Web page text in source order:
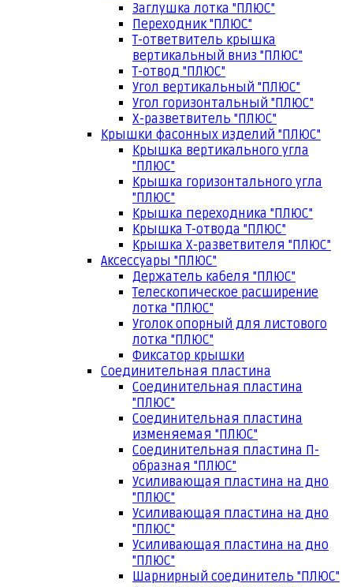
Заглушка лотка "ПЛЮС"
Переходник "ПЛЮС"
Т-ответвитель крышка
вертикальный вниз "ПЛЮС"
Т-отвод "ПЛЮС"
Угол вертикальный "ПЛЮС"
Угол горизонтальный "ПЛЮС"
Х-разветвитель "ПЛЮС"
Крышки фасонных изделий "ПЛЮС"
Крышка вертикального угла
"ПЛЮС"
Крышка горизонтального угла
"ПЛЮС"
Крышка переходника "ПЛЮС"
Крышка Т-отвода "ПЛЮС"
Крышка Х-разветвителя "ПЛЮС"
Аксессуары "ПЛЮС"
Держатель кабеля "ПЛЮС"
Телескопическое расширение
лотка "ПЛЮС"
Уголок опорный для листового
лотка "ПЛЮС"
Фиксатор крышки
Соединительная пластина
Соединительная пластина
"ПЛЮС"
Соединительная пластина
изменяемая "ПЛЮС"
Соединительная пластина П-
образная "ПЛЮС"
Усиливающая пластина на дно
"ПЛЮС"
Усиливающая пластина на дно
"ПЛЮС"
Усиливающая пластина на дно
"ПЛЮС"
Шарнирный соединитель "ПЛЮС"